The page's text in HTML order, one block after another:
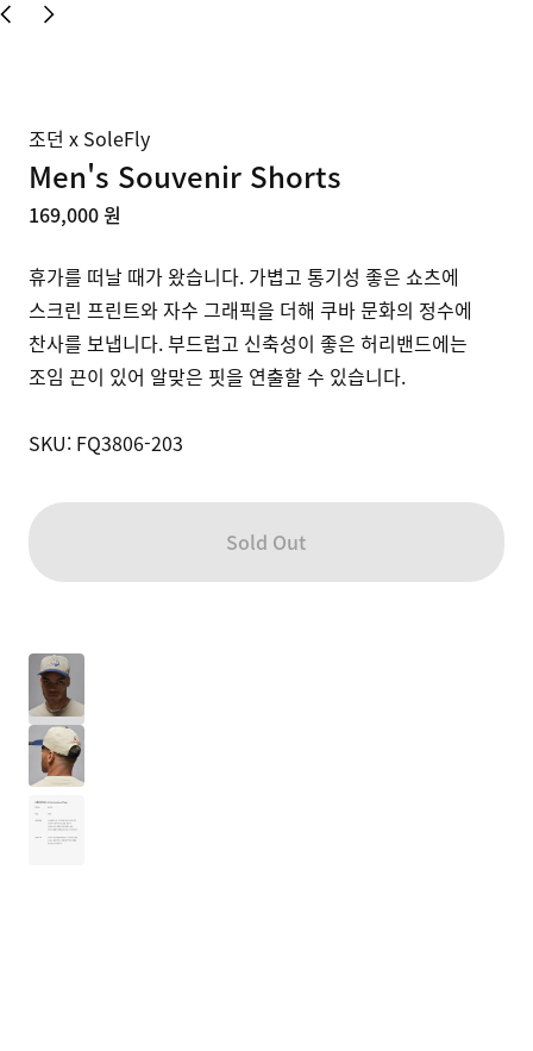
조던 x SoleFly
Men's Souvenir Shorts
169,000 원
휴가를 떠날 때가 왔습니다. 가볍고 통기성 좋은 쇼츠에
스크린 프린트와 자수 그래픽을 더해 쿠바 문화의 정수에
찬사를 보냅니다. 부드럽고 신축성이 좋은 허리밴드에는
조임 끈이 있어 알맞은 핏을 연출할 수 있습니다.
SKU: FQ3806-203
Sold Out